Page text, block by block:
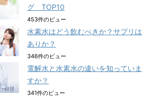
グ TOP10
453件のビュー
水素水はどう飲むべきか？サプリは
ありか？
346件のビュー
電解水と水素水の違いを知っていま
すか？
341件のビュー